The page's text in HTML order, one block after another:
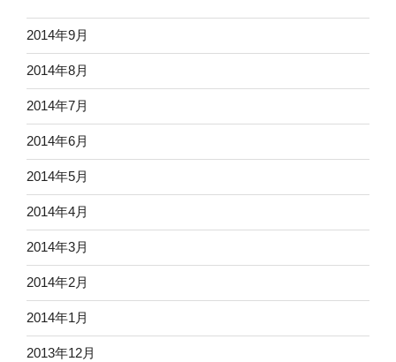
2014年9月
2014年8月
2014年7月
2014年6月
2014年5月
2014年4月
2014年3月
2014年2月
2014年1月
2013年12月